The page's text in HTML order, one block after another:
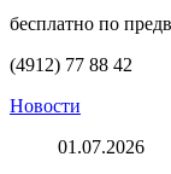
бесплатно по
(4912) 77 88 42
Новости
01.07.2026